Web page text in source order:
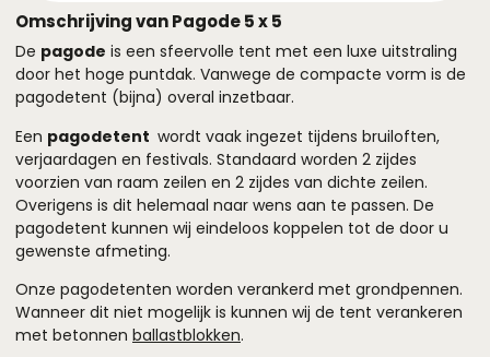
Omschrijving van Pagode 5 x 5
De pagode is een sfeervolle tent met een luxe uitstraling
door het hoge puntdak. Vanwege de compacte vorm is de
pagodetent (bijna) overal inzetbaar.
Een pagodetent wordt vaak ingezet tijdens bruiloften,
verjaardagen en festivals. Standaard worden 2 zijdes
voorzien van raam zeilen en 2 zijdes van dichte zeilen.
Overigens is dit helemaal naar wens aan te passen. De
pagodetent kunnen wij eindeloos koppelen tot de door u
gewenste afmeting.
Onze pagodetenten worden verankerd met grondpennen.
Wanneer dit niet mogelijk is kunnen wij de tent verankeren
met betonnen ballastblokken.